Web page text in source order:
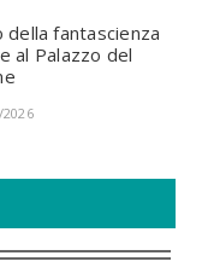
della fantascienza
al Palazzo del